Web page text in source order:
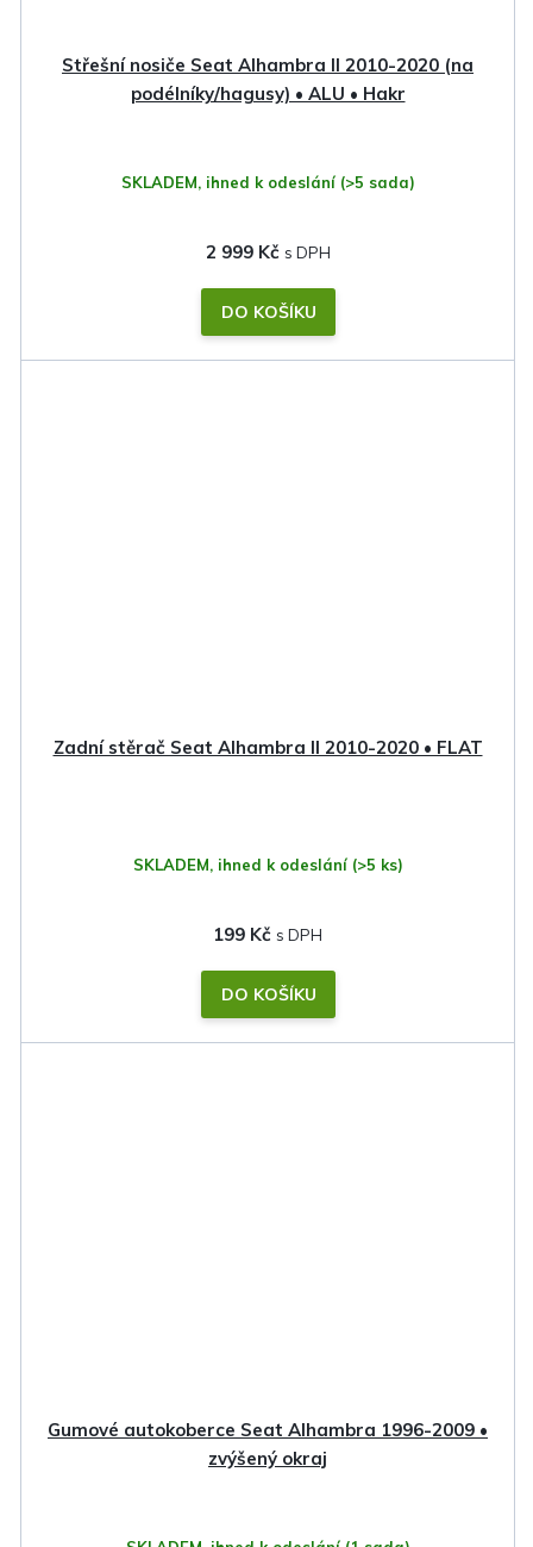
Střešní nosiče Seat Alhambra II 2010-2020 (na
podélníky/hagusy) • ALU • Hakr
SKLADEM, ihned k odeslání (>5 sada)
2 999 Kč
DO KOŠÍKU
Zadní stěrač Seat Alhambra II 2010-2020 • FLAT
SKLADEM, ihned k odeslání (>5 ks)
199 Kč
DO KOŠÍKU
Gumové autokoberce Seat Alhambra 1996-2009 •
zvýšený okraj